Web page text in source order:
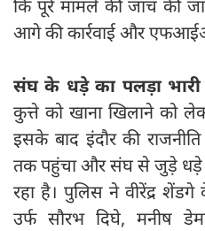
कि पूरे मामले की जांच की
आगे की कार्रवाई और
संघ के धड़े का पलड़ा भारी
कुत्ते को खाना खिलाने को
इसके बाद इंदौर की
तक पहुंचा और संघ से जुड़े धड़े
रहा है। पुलिस ने वीरेंद्र
उर्फ सौरभ दिघे, मनीष